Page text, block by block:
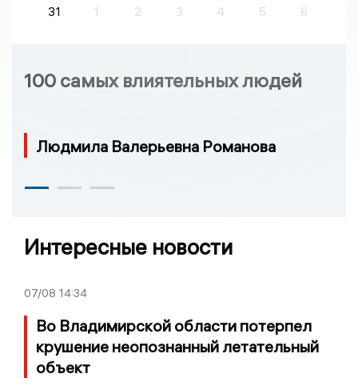
31 1 2 3 4 5 6
100 самых влиятельных людей
Людмила Валерьевна Романова
Интересные новости
07/08 14:34
Во Владимирской области потерпел
крушение неопознанный летательный
объект